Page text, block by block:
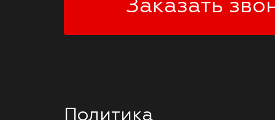
Заказать
Политика